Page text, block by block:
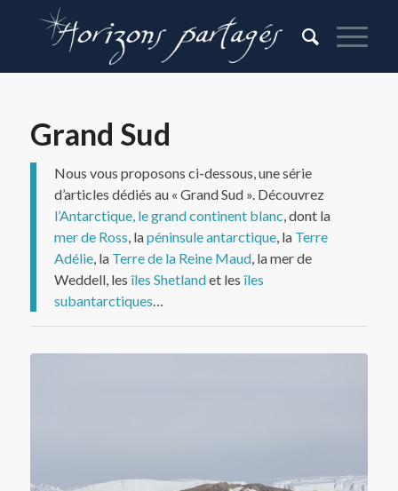
Grand Sud
Nous vous proposons ci-dessous, une série
d’articles dédiés au « Grand Sud ». Découvrez
l’Antarctique, le grand continent blanc, dont la
mer de Ross, lapéninsule antarctique, la Terre
Adélie, la Terre de la Reine Maud, la mer de
Weddell, les îles Shetlandet les îles
subantarctiques…